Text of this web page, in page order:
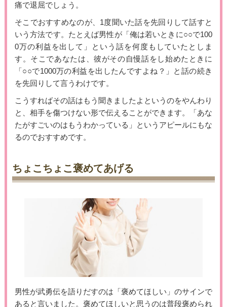
痛で退屈でしょう。
そこでおすすめなのが、1度聞いた話を先回りして話すと
いう方法です。たとえば男性が「俺は若いときに○○で100
0万の利益を出して」という話を何度もしていたとしま
す。そこであなたは、彼がその自慢話をし始めたときに
「○○で1000万の利益を出したんですよね？」と話の続き
を先回りして言うわけです。
こうすればその話はもう聞きましたよというのをやんわり
と、相手を傷つけない形で伝えることができます。「あな
たがすごいのはもうわかっている」というアピールにもな
るのでおすすめです。
ちょこちょこ褒めてあげる
男性が武勇伝を語りだすのは「褒めてほしい」のサインで
あると言いました。褒めてほしいと思うのは普段褒められ